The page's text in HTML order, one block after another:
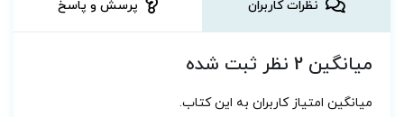
نظرات کاربران پرسش و پاسخ
میانگین 2 نظر ثبت شده
میانگین امتیاز کاربران به این کتاب.